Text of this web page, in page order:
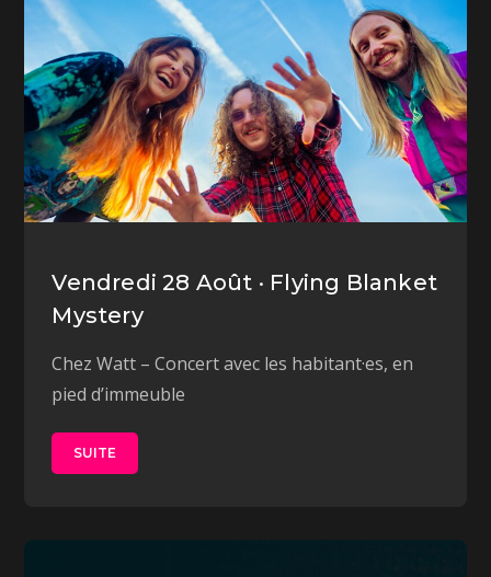
Vendredi 28 Août · Flying Blanket
Mystery
Chez Watt – Concert avec les habitant·es, en
pied d’immeuble
SUITE